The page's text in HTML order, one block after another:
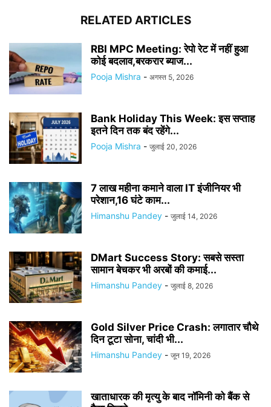
RELATED ARTICLES
RBI MPC Meeting: रेपो रेट में नहीं हुआ
कोई बदलाव,बरकरार ब्याज...
Pooja Mishra - अगस्त 5, 2026
Bank Holiday This Week: इस सप्ताह
इतने दिन तक बंद रहेंगे...
Pooja Mishra - जुलाई 20, 2026
7 लाख महीना कमाने वाला IT इंजीनियर भी
परेशान,16 घंटे काम...
Himanshu Pandey - जुलाई 14, 2026
DMart Success Story: सबसे सस्ता
सामान बेचकर भी अरबों की कमाई...
Himanshu Pandey - जुलाई 8, 2026
Gold Silver Price Crash: लगातार चौथे
दिन टूटा सोना, चांदी भी...
Himanshu Pandey - जून 19, 2026
खाताधारक की मृत्यु के बाद नॉमिनी को बैंक से